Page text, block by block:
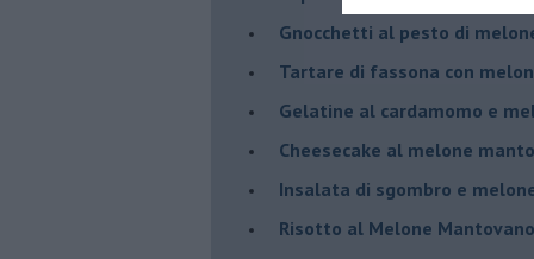
Gnocchetti al pesto di
Tartare di fassona con
Gelatine al cardamomo e
Cheesecake al melone
Insalata di sgombro e
Risotto al Melone